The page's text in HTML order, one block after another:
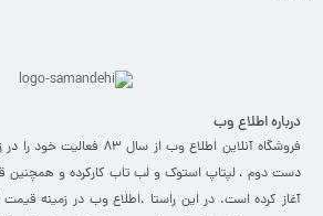
درباره اطلاع وب
فروشگاه آنلاین اطلاع وب از
دست دوم ، لپتاپ استوک و لب تاب کارکرده و همچنین
آغاز کرده است. در این راستا ،‌اطلاع وب در زمینه